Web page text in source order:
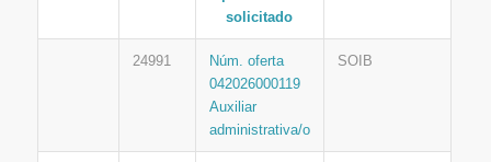
solicitado
24991
Núm. oferta
042026000119
Auxiliar
administrativa/o
SOIB